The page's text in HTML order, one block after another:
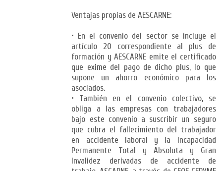
Ventajas propias de AESCARNE:
• En el convenio del sector se incluye el
artículo 20 correspondiente al plus de
formación y AESCARNE emite el certificado
que exime del pago de dicho plus, lo que
supone un ahorro económico para los
asociados.
• También en el convenio colectivo, se
obliga a las empresas con trabajadores
bajo este convenio a suscribir un seguro
que cubra el fallecimiento del trabajador
en accidente laboral y la Incapacidad
Permanente Total y Absoluta y Gran
Invalidez derivadas de accidente de